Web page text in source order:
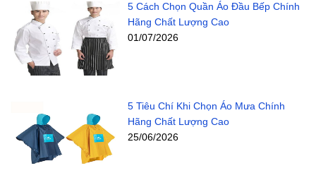
5 Cách Chọn Quần Áo Đầu Bếp Chính
Hãng Chất Lượng Cao
01/07/2026
5 Tiêu Chí Khi Chọn Áo Mưa Chính
Hãng Chất Lượng Cao
25/06/2026